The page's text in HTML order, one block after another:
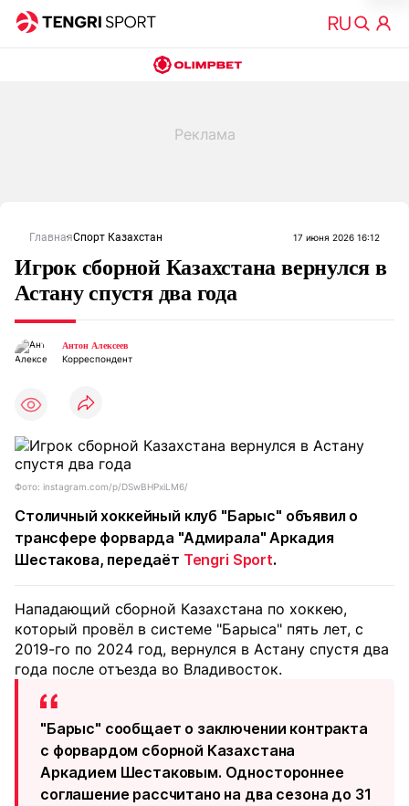
ГлавнаяСпорт Казахстан 17 июня 2026 16:12
Игрок сборной Казахстана вернулся в
Астану спустя два года
Антон Алексеев
Корреспондент
Фото: instagram.com/p/DSwBHPxiLM6/
Столичный хоккейный клуб "Барыс" объявил о
трансфере форварда "Адмирала" Аркадия
Шестакова, передаёт Tengri Sport.
Нападающий сборной Казахстана по хоккею,
который провёл в системе "Барыса" пять лет, с
2019-го по 2024 год, вернулся в Астану спустя два
года после отъезда во Владивосток.
"Барыс" сообщает о заключении контракта
с форвардом сборной Казахстана
Аркадием Шестаковым. Одностороннее
соглашение рассчитано на два сезона до 31